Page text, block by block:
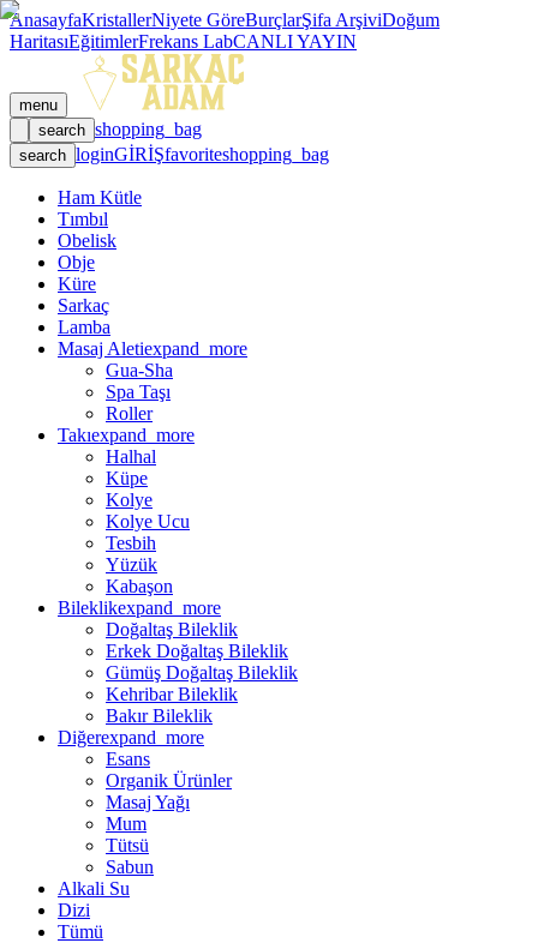
AnasayfaKristallerNiyete GöreBurçlarŞifa ArşiviDoğum
HaritasıEğitimlerFrekans LabCANLI YAYIN
menu
search shopping_bag
search loginGİRİŞfavoriteshopping_bag
Ham Kütle
Tımbıl
Obelisk
Obje
Küre
Sarkaç
Lamba
Masaj Aletiexpand_more
Gua-Sha
Spa Taşı
Roller
Takıexpand_more
Halhal
Küpe
Kolye
Kolye Ucu
Tesbih
Yüzük
Kabaşon
Bileklikexpand_more
Doğaltaş Bileklik
Erkek Doğaltaş Bileklik
Gümüş Doğaltaş Bileklik
Kehribar Bileklik
Bakır Bileklik
Diğerexpand_more
Esans
Organik Ürünler
Masaj Yağı
Mum
Tütsü
Sabun
Alkali Su
Dizi
Tümü